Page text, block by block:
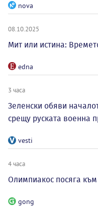
nova
08.10.2025
Мит или истина:
edna
3 часа
Зеленски обяви
срещу руската военна
vesti
4 часа
Олимпиакос посяга
gong